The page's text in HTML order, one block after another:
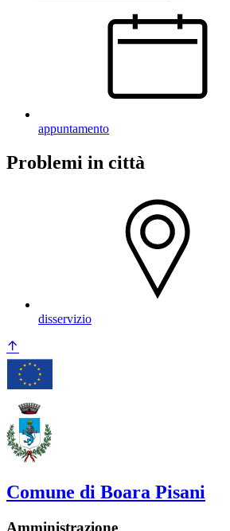
appuntamento
Problemi in città
disservizio
Comune di Boara Pisani
Amministrazione